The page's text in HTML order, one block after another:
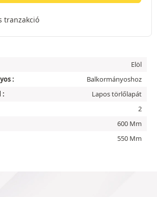
tranzakció
Elöl
:
Balkormányoshoz
:
Lapos törlőlapát
2
600 Mm
550 Mm